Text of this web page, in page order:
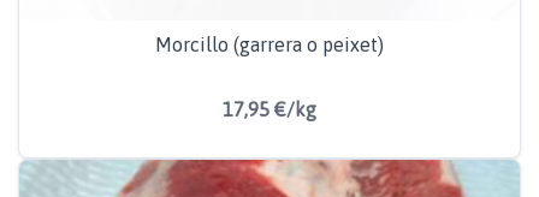
Morcillo (garrera o peixet)
17,95 €/kg